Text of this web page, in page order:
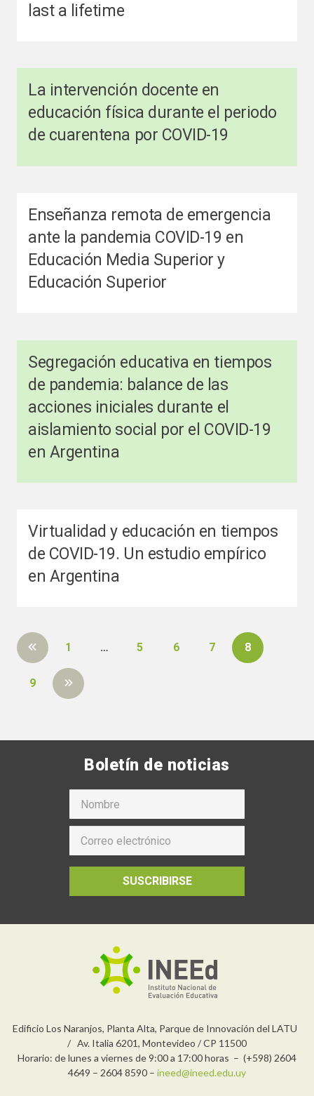
last a lifetime
La intervención docente en
educación física durante el periodo
de cuarentena por COVID-19
Enseñanza remota de emergencia
ante la pandemia COVID-19 en
Educación Media Superior y
Educación Superior
Segregación educativa en tiempos
de pandemia: balance de las
acciones iniciales durante el
aislamiento social por el COVID-19
en Argentina
Virtualidad y educación en tiempos
de COVID-19. Un estudio empírico
en Argentina
1 … 5 6 7 8
9
Boletín de noticias
SUSCRIBIRSE
Edificio Los Naranjos, Planta Alta, Parque de Innovación del LATU
/ Av. Italia 6201, Montevideo / CP 11500
Horario: de lunes a viernes de 9:00 a 17:00 horas – (+598) 2604
4649 – 2604 8590 – ineed@ineed.edu.uy